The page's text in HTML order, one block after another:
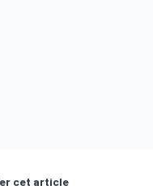
cet article